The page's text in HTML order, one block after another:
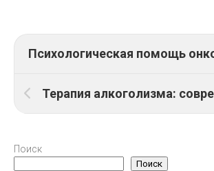
Поиск
Поиск